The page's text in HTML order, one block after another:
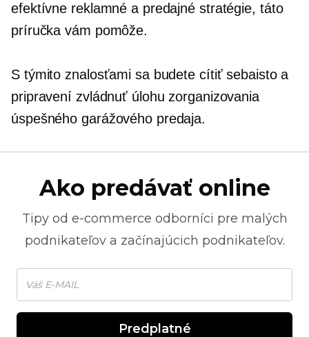
efektívne reklamné a predajné stratégie, táto
príručka vám pomôže.
S týmito znalosťami sa budete cítiť sebaisto a
pripravení zvládnuť úlohu zorganizovania
úspešného garážového predaja.
Ako predávať online
Tipy od e-commerce odborníci pre malých
podnikateľov a začínajúcich podnikateľov.
Predplatné